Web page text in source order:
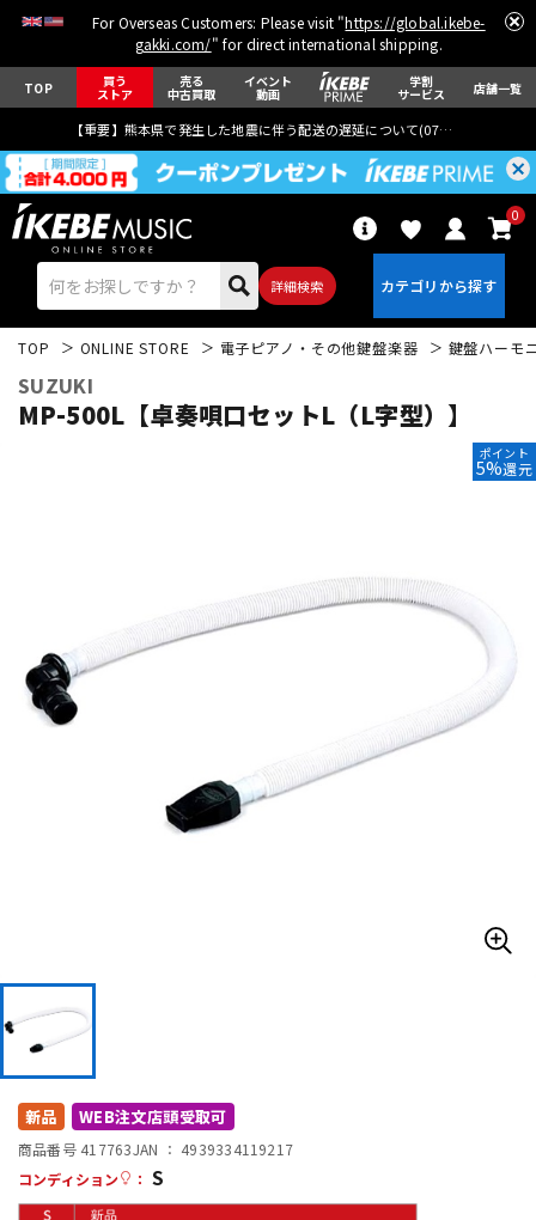
For Overseas Customers: Please visit "https://global.ikebe-
gakki.com/" for direct international shipping.
TOP 買う
ストア
売る
中古買取
イベント
動画
学割
サービス 店舗一覧
【重要】熊本県で発生した地震に伴う配送の遅延について(07月29日
詳細検索
0
ドラム
電子ピアノ
配信/ライブ機器
TOP ONLINE STORE 電子ピアノ・その他鍵盤楽器 鍵盤ハーモ
SUZUKI
MP-500L【卓奏唄口セットL（L字型）】
ポイント
5%還元
新品 WEB注文店頭受取可
商品番号 417763JAN ： 4939334119217
コンディション
： S